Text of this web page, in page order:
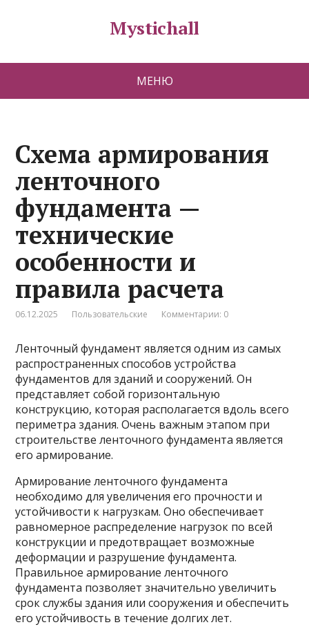
Mystichall
МЕНЮ
Схема армирования
ленточного
фундамента —
технические
особенности и
правила расчета
06.12.2025 Пользовательские Комментарии: 0
Ленточный фундамент является одним из самых
распространенных способов устройства
фундаментов для зданий и сооружений. Он
представляет собой горизонтальную
конструкцию, которая располагается вдоль всего
периметра здания. Очень важным этапом при
строительствеленточного фундамента является
его армирование.
Армирование ленточного фундамента
необходимо для увеличения его прочности и
устойчивости к нагрузкам. Оно обеспечивает
равномерное распределение нагрузок по всей
конструкции и предотвращает возможные
деформации и разрушение фундамента.
Правильное армирование ленточного
фундамента позволяет значительно увеличить
срок службы здания или сооружения и обеспечить
его устойчивость в течение долгих лет.